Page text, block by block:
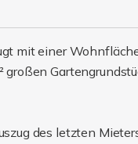
mit einer
des letzten